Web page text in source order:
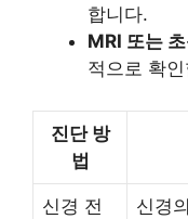
합니다.
MRI 또는
적으로 확
진단 방
법
신경 전
신경